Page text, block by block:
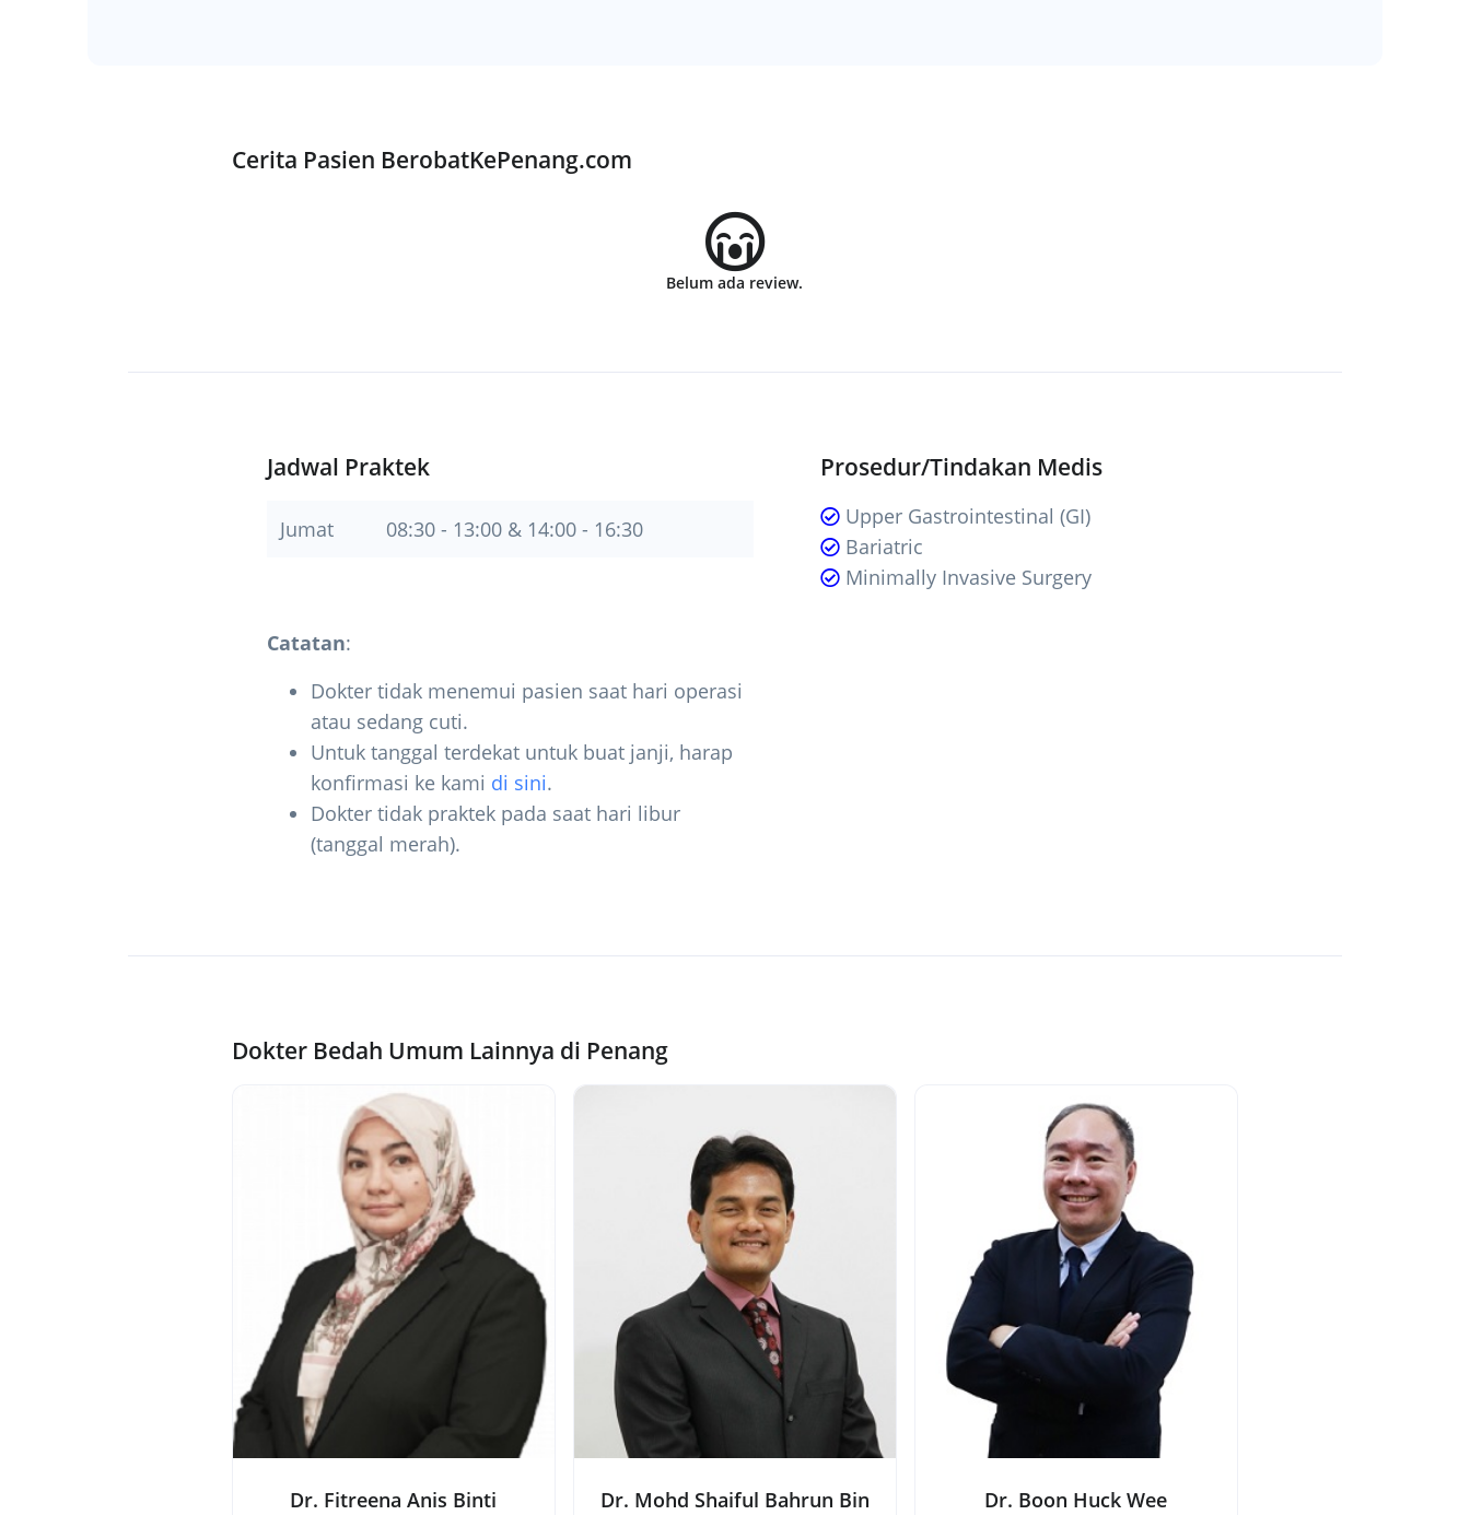
Cerita Pasien BerobatKePenang.com
Belum ada review.
Jadwal Praktek
Jumat 08:30 - 13:00 & 14:00 - 16:30
Catatan:
Dokter tidak menemui pasien saat hari operasi
atau sedang cuti.
Untuk tanggal terdekat untuk buat janji, harap
konfirmasi ke kami di sini.
Dokter tidak praktek pada saat hari libur
(tanggal merah).
Prosedur/Tindakan Medis
Upper Gastrointestinal (GI)
Bariatric
Minimally Invasive Surgery
Dokter Bedah Umum Lainnya di Penang
Dr. Fitreena Anis Binti
Dr. Mohd Shaiful Bahrun Bin
Dr. Boon Huck Wee